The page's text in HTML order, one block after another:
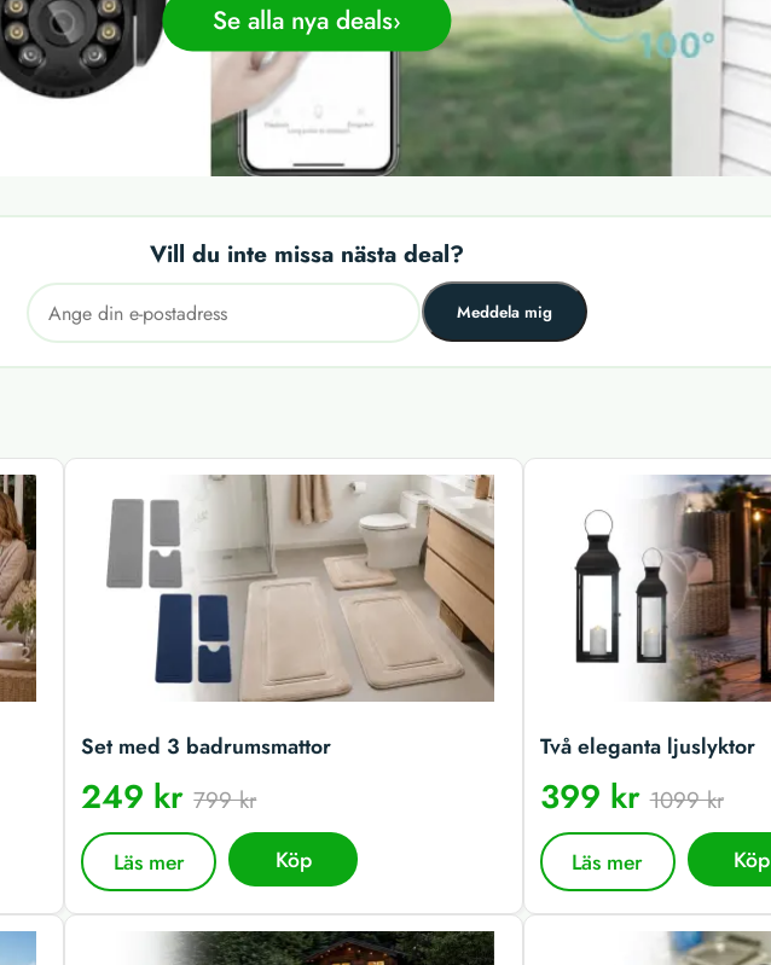
Se alla nya deals
Vill du inte missa nästa deal?
Meddela mig
Set med 3 badrumsmattor
249 kr799 kr
Läs mer Köp
Två eleganta ljuslyktor
399 kr1099 kr
Läs mer Köp